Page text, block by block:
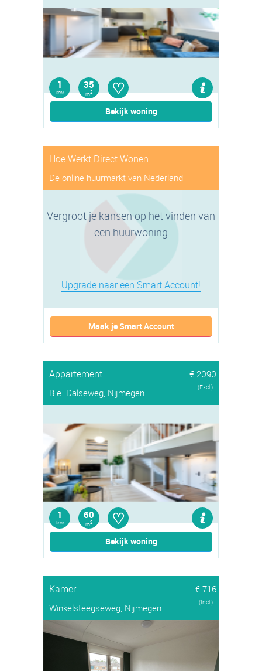
1
kmr
35
m2 ♡
Bekijk woning
Hoe Werkt Direct Wonen
De online huurmarkt van Nederland
Vergroot je kansen op het vinden van
een huurwoning
Upgrade naar een Smart Account!
Maak je Smart Account
Appartement
€ 2090
B.e. Dalseweg, Nijmegen
(Excl.)
1
kmr
60
m2 ♡
Bekijk woning
Kamer
€ 716
Winkelsteegseweg, Nijmegen
(Incl.)